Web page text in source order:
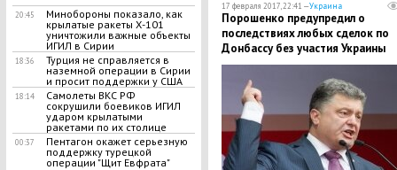
20:45
Минобороны показало, как
крылатые ракеты Х-101
уничтожили важные объекты
ИГИЛ в Сирии
18:36
Турция не справляется в
наземной операции в Сирии
и просит поддержки у США
18:14
Самолеты ВКС РФ
сокрушили боевиков ИГИЛ
ударом крылатыми
ракетами по их столице
00:37
Пентагон окажет серьезную
поддержку турецкой
операции "Щит Евфрата"
17 февраля 2017, 22:41 —Украина
Порошенко предупредил о
последствиях любых сделок по
Донбассу без участия Украины